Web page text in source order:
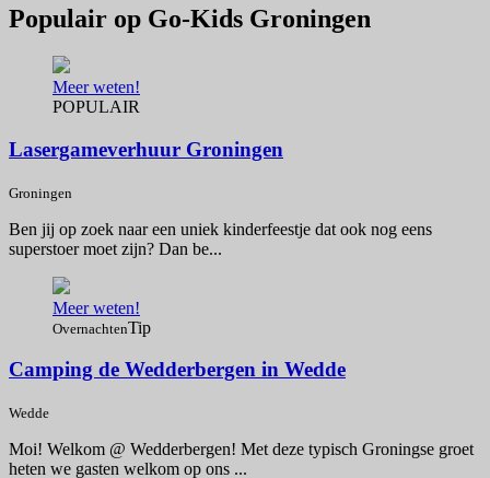
Populair op Go-Kids Groningen
Meer weten!
POPULAIR
Lasergameverhuur Groningen
Groningen
Ben jij op zoek naar een uniek kinderfeestje dat ook nog eens
superstoer moet zijn? Dan be...
Meer weten!
OvernachtenTip
Camping de Wedderbergen in Wedde
Wedde
Moi! Welkom @ Wedderbergen! Met deze typisch Groningse groet
heten we gasten welkom op ons ...